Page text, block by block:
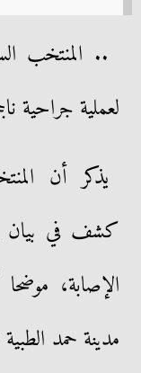
.. المنتخب
لعملية جراحية
يذكر أن
كشف في بيان
الإصابة،
مدينة حمد